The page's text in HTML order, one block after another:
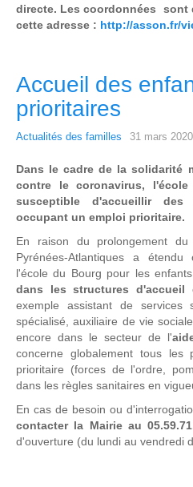
directe. Les coordonnées sont
cette adresse : http://asson.fr/
Accueil des
prioritaires
Actualités des familles 31 mars 2020
Dans le cadre de la solidarité
contre le coronavirus,
susceptible d'accueillir
occupant un emploi prioritaire.
En raison du prolongement
Pyrénées-Atlantiques a
l'école du Bourg pour les
dans les structures d'accueil
exemple assistant de services
spécialisé, auxiliaire de vie
encore dans le secteur de l'
concerne globalement tous les
prioritaire (forces de l'ordre,
dans les règles sanitaires en
En cas de besoin ou
contacter la Mairie au
d'ouverture (du lundi au vendredi